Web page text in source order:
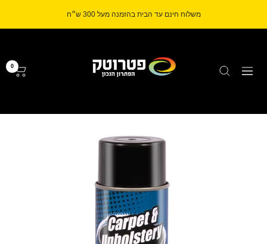
משלוח חינם עד הבית בהזמנה מעל 300 ש״ח
ניווט
0